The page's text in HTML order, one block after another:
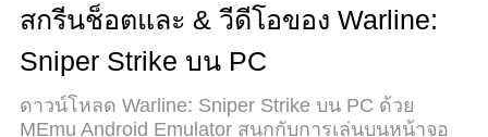
บน PC. เล่นนานแค่ไหนก็ได้, ไม่ต้องชาร์จแบตเตอรี่,
หรือเจอคนโทรเข้ามาระหว่างเล่น. MEmu 9 เป็นตัว
เลือกสำหรับการเล่น Warline: Sniper Strike บน PC.
ได้เหมือนเล่น Warline: Sniper Strike เป็นเกม PC เช่น
เล็งด้วยเม้าส์หรือใช้คีย์บอร์ด. ระบบของเรายังทำให้
สกรีนช็อตและ & วีดีโอของ Warline:
Sniper Strike บน PC
ดาวน์โหลด Warline: Sniper Strike บน PC ด้วย
MEmu Android Emulator สนุกกับการเล่นบนหน้าจอ